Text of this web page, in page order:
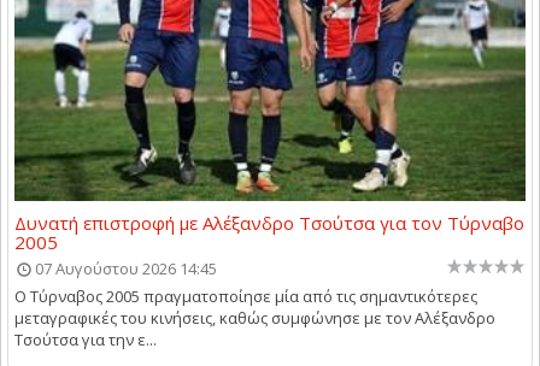
Δυνατή επιστροφή με Αλέξανδρο Τσούτσα για τον Τύρναβο
2005
07 Αυγούστου 2026 14:45
Ο Τύρναβος 2005 πραγματοποίησε μία από τις σημαντικότερες
μεταγραφικές του κινήσεις, καθώς συμφώνησε με τον Αλέξανδρο
Τσούτσα για την ε...